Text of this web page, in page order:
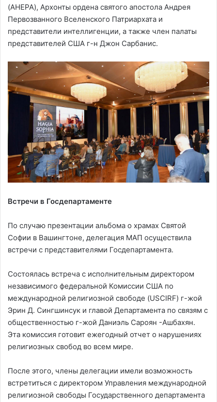
(AHEPA), Архонты ордена святого апостола Андрея
Первозванного Вселенского Патриархата и
представители интеллигенции, а также член палаты
представителей США г-н Джон Сарбанис.
Встречи в Госдепартаменте
По случаю презентации альбома о храмах Святой
Софии в Вашингтоне, делегация МАП осуществила
встречи с представителями Госдепартамента.
Состоялась встреча с исполнительным директором
независимого федеральной Комиссии США по
международной религиозной свободе (USCIRF) г-жой
Эрин Д. Сингшинсук и главой Департамента по связям с
общественностью г-жой Даниэль Сароян -Ашбахян.
Эта комиссия готовит ежегодный отчет о нарушениях
религиозных свобод во всем мире.
После этого, члены делегации имели возможность
встретиться с директором Управления международной
религиозной свободы Государственного департамента